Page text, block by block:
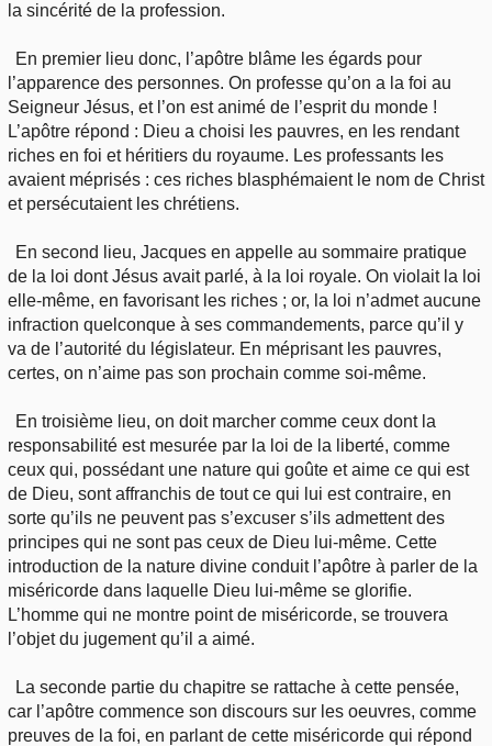
la sincérité de la profession.
En premier lieu donc, l’apôtre blâme les égards pour
l’apparence des personnes. On professe qu’on a la foi au
Seigneur Jésus, et l’on est animé de l’esprit du monde !
L’apôtre répond : Dieu a choisi les pauvres, en les rendant
riches en foi et héritiers du royaume. Les professants les
avaient méprisés : ces riches blasphémaient le nom de Christ
et persécutaient les chrétiens.
En second lieu, Jacques en appelle au sommaire pratique
de la loi dont Jésus avait parlé, à la loi royale. On violait la loi
elle-même, en favorisant les riches ; or, la loi n’admet aucune
infraction quelconque à ses commandements, parce qu’il y
va de l’autorité du législateur. En méprisant les pauvres,
certes, on n’aime pas son prochain comme soi-même.
En troisième lieu, on doit marcher comme ceux dont la
responsabilité est mesurée par la loi de la liberté, comme
ceux qui, possédant une nature qui goûte et aime ce qui est
de Dieu, sont affranchis de tout ce qui lui est contraire, en
sorte qu’ils ne peuvent pas s’excuser s’ils admettent des
principes qui ne sont pas ceux de Dieu lui-même. Cette
introduction de la nature divine conduit l’apôtre à parler de la
miséricorde dans laquelle Dieu lui-même se glorifie.
L’homme qui ne montre point de miséricorde, se trouvera
l’objet du jugement qu’il a aimé.
La seconde partie du chapitre se rattache à cette pensée,
car l’apôtre commence son discours sur les oeuvres, comme
preuves de la foi, en parlant de cette miséricorde qui répond